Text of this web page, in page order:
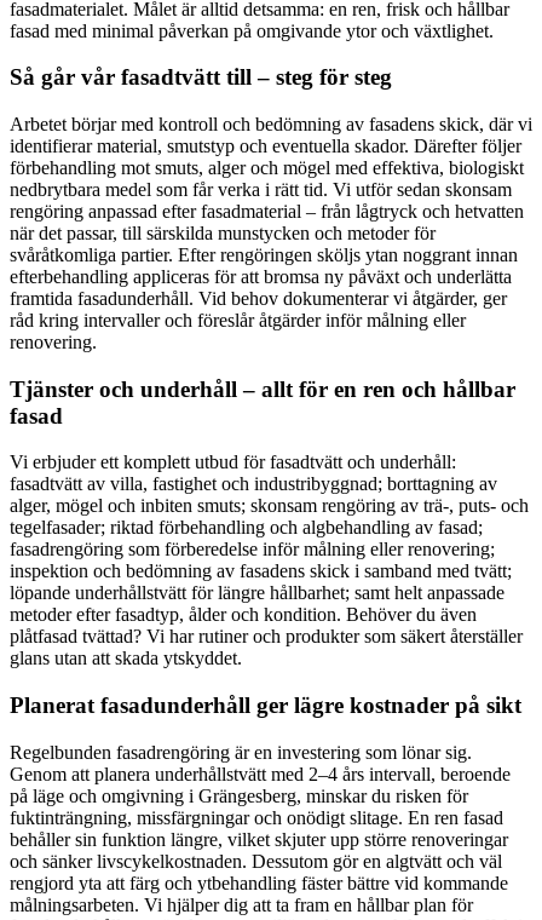
fasadmaterialet. Målet är alltid detsamma: en ren, frisk och hållbar
fasad med minimal påverkan på omgivande ytor och växtlighet.
Så går vår fasadtvätt till – steg för steg
Arbetet börjar med kontroll och bedömning av fasadens skick, där vi
identifierar material, smutstyp och eventuella skador. Därefter följer
förbehandling mot smuts, alger och mögel med effektiva, biologiskt
nedbrytbara medel som får verka i rätt tid. Vi utför sedan skonsam
rengöring anpassad efter fasadmaterial – från lågtryck och hetvatten
när det passar, till särskilda munstycken och metoder för
svåråtkomliga partier. Efter rengöringen sköljs ytan noggrant innan
efterbehandling appliceras för att bromsa ny påväxt och underlätta
framtida fasadunderhåll. Vid behov dokumenterar vi åtgärder, ger
råd kring intervaller och föreslår åtgärder inför målning eller
renovering.
Tjänster och underhåll – allt för en ren och hållbar
fasad
Vi erbjuder ett komplett utbud för fasadtvätt och underhåll:
fasadtvätt av villa, fastighet och industribyggnad; borttagning av
alger, mögel och inbiten smuts; skonsam rengöring av trä-, puts- och
tegelfasader; riktad förbehandling och algbehandling av fasad;
fasadrengöring som förberedelse inför målning eller renovering;
inspektion och bedömning av fasadens skick i samband med tvätt;
löpande underhållstvätt för längre hållbarhet; samt helt anpassade
metoder efter fasadtyp, ålder och kondition. Behöver du även
plåtfasad tvättad? Vi har rutiner och produkter som säkert återställer
glans utan att skada ytskyddet.
Planerat fasadunderhåll ger lägre kostnader på sikt
Regelbunden fasadrengöring är en investering som lönar sig.
Genom att planera underhållstvätt med 2–4 års intervall, beroende
på läge och omgivning i Grängesberg, minskar du risken för
fuktinträngning, missfärgningar och onödigt slitage. En ren fasad
behåller sin funktion längre, vilket skjuter upp större renoveringar
och sänker livscykelkostnaden. Dessutom gör en algtvätt och väl
rengjord yta att färg och ytbehandling fäster bättre vid kommande
målningsarbeten. Vi hjälper dig att ta fram en hållbar plan för